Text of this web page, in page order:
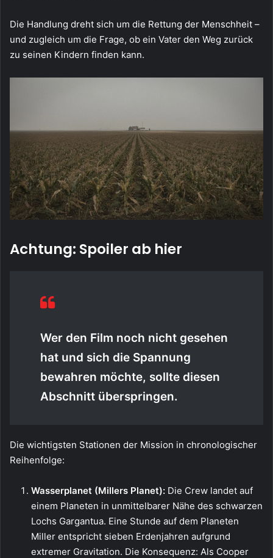
Die Handlung dreht sich um die Rettung der Menschheit –
und zugleich um die Frage, ob ein Vater den Weg zurück
zu seinen Kindern finden kann.
Achtung: Spoiler ab hier
Wer den Film noch nicht gesehen
hat und sich die Spannung
bewahren möchte, sollte diesen
Abschnitt überspringen.
Die wichtigsten Stationen der Mission in chronologischer
Reihenfolge:
Wasserplanet (Millers Planet): Die Crew landet auf
einem Planeten in unmittelbarer Nähe des schwarzen
Lochs Gargantua. Eine Stunde auf dem Planeten
Miller entspricht sieben Erdenjahren aufgrund
extremer Gravitation. Die Konsequenz: Als Cooper